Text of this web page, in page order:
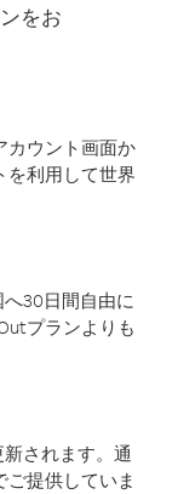
をお
カウント画面か
を利用して世界
30日間自由に
プランよりも
されます。通
提供していま